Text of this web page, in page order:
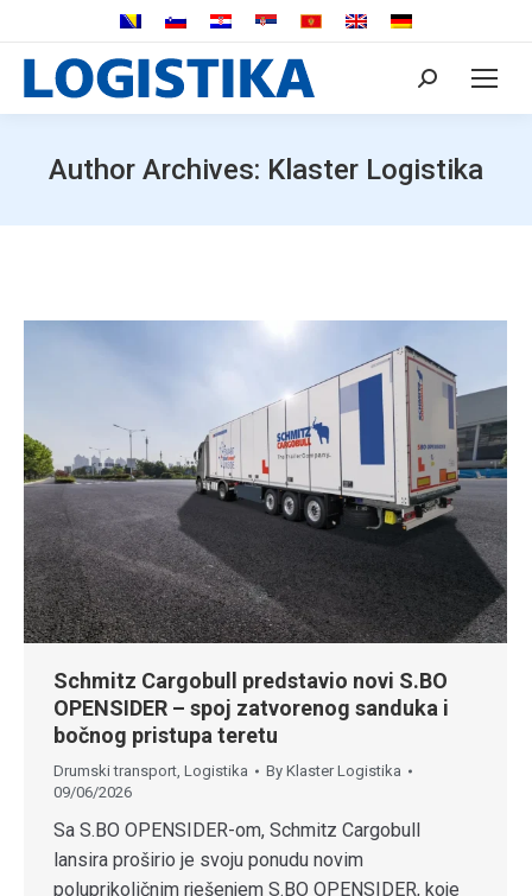
Search:
Author Archives: Klaster Logistika
Schmitz Cargobull predstavio novi S.BO
OPENSIDER – spoj zatvorenog sanduka i
bočnog pristupa teretu
Drumski transport Logistika By Klaster Logistika
09/06/2026
Sa S.BO OPENSIDER-om, Schmitz Cargobull
lansira proširio je svoju ponudu novim
poluprikoličnim rješenjem S.BO OPENSIDER, koje